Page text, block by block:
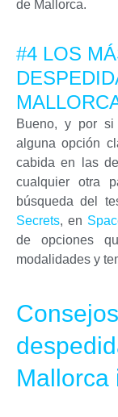
de Mallorca.
#4 LOS
Bueno, y por si
alguna opción
cabida en las
cualquier otra
búsqueda del
Secrets, en
de opciones
modalidades y
Mallorca